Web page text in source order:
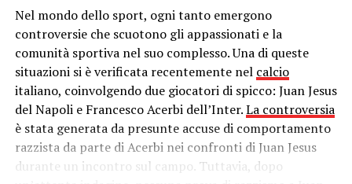
c’è la miniserie “Sharp Objects”.
Mercoledì 9,
invece, arriva su Sky Atlantic la già citata
miniserie trhriller
“Omicidio A Easttown – Mare of
Easttown” con Kate Winslet
nei panni della detective
Mare Sheehan
alle prese con problemi personali e un
intricato caso da risolvere. Ancora, suSky Box Setsc’è
“The Leftovers s.3”
Nel mondo dello sport, ogni tanto emergono
controversie che scuotono gli appassionati e la
comunità sportiva nel suo complesso. Una di queste
situazioni si è verificata recentemente nel calcio
italiano, coinvolgendo due giocatori di spicco: Juan Jesus
del Napoli e Francesco Acerbi dell’Inter.La controversia
è stata generata da presunte accuse di comportamento
razzista da parte di Acerbi nei confronti di Juan Jesus
durante un incontro sul campo. Tuttavia, dopo